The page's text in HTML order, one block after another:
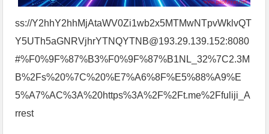
ss://Y2hhY2hhMjAtaWV0Zi1wb2x5MTMwNTpvWklvQT
Y5UTh5aGNRVjhrYTNQYTNB@193.29.139.152:8080
#%F0%9F%87%B3%F0%9F%87%B1NL_32%7C2.3M
B%2Fs%20%7C%20%E7%A6%8F%E5%88%A9%E
5%A7%AC%3A%20https%3A%2F%2Ft.me%2Ffuliji_A
rrest